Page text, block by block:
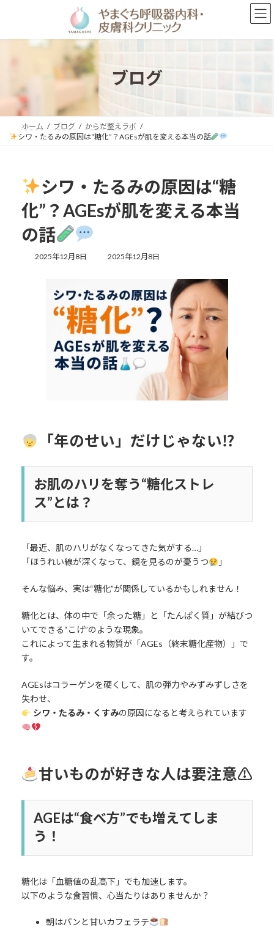
ン
プ
ー
動
ブログ
ホーム ブログ
からだ整えラボ
シワ・たるみの原因は“糖化”？AGEsが肌を変える本当の話
シワ・たるみの原因は“糖
化”？AGEsが肌を変える本当
の話
2025年12月8日
最
新
日
時
2025年12月8日
「年のせい」だけじゃない⁉
お肌のハリを奪う“糖化ストレ
ス”とは？
「最近、肌のハリがなくなってきた気がする…」
「ほうれい線が深くなって、鏡を見るのが憂うつ
」
そんな悩み、実は“糖化”が関係しているかもしれません！
糖化とは、体の中で「余った糖」と「たんぱく質」が結びつ
いてできる“こげ”のような現象。
これによって生まれる物質が「AGEs（終末糖化産物）」で
す。
AGEsはコラーゲンを硬くして、肌の弾力やみずみずしさを
失わせ、
シワ・たるみ・くすみの原因になると考えられています
甘いものが好きな人は要注意⚠
AGEは“食べ方”でも増えてしま
う！
糖化は「血糖値の乱高下」でも加速します。
以下のような食習慣、心当たりはありませんか？
朝はパンと甘いカフェラテ